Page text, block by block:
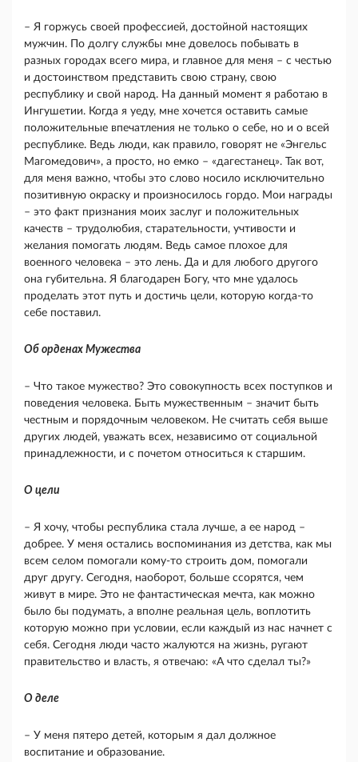
– Я горжусь своей профессией, достойной настоящих
мужчин. По долгу службы мне довелось побывать в
разных городах всего мира, и главное для меня – с честью
и достоинством представить свою страну, свою
республику и свой народ. На данный момент я работаю в
Ингушетии. Когда я уеду, мне хочется оставить самые
положительные впечатления не только о себе, но и о всей
республике. Ведь люди, как правило, говорят не «Энгельс
Магомедович», а просто, но емко – «дагестанец». Так вот,
для меня важно, чтобы это слово носило исключительно
позитивную окраску и произносилось гордо. Мои награды
– это факт признания моих заслуг и положительных
качеств – трудолюбия, старательности, учтивости и
желания помогать людям. Ведь самое плохое для
военного человека – это лень. Да и для любого другого
она губительна. Я благодарен Богу, что мне удалось
проделать этот путь и достичь цели, которую когда-то
себе поставил.
Об орденах Мужества
– Что такое мужество? Это совокупность всех поступков и
поведения человека. Быть мужественным – значит быть
честным и порядочным человеком. Не считать себя выше
других людей, уважать всех, независимо от социальной
принадлежности, и с почетом относиться к старшим.
О цели
– Я хочу, чтобы республика стала лучше, а ее народ –
добрее. У меня остались воспоминания из детства, как мы
всем селом помогали кому-то строить дом, помогали
друг другу. Сегодня, наоборот, больше ссорятся, чем
живут в мире. Это не фантастическая мечта, как можно
было бы подумать, а вполне реальная цель, воплотить
которую можно при условии, если каждый из нас начнет с
себя. Сегодня люди часто жалуются на жизнь, ругают
правительство и власть, я отвечаю: «А что сделал ты?»
О деле
– У меня пятеро детей, которым я дал должное
воспитание и образование.